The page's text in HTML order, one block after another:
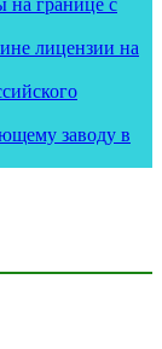
на границе с
лицензии на
заводу в